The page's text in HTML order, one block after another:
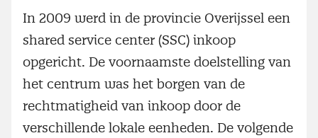
In 2009 werd in de provincie Overijssel een
shared service center (SSC) inkoop
opgericht. De voornaamste doelstelling van
het centrum was het borgen van de
rechtmatigheid van inkoop door de
verschillende lokale eenheden. De volgende